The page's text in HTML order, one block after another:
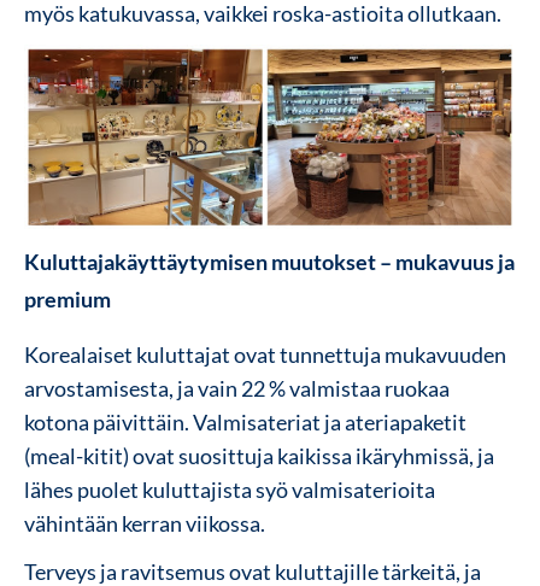
myös katukuvassa, vaikkei roska-astioita ollutkaan.
Kuluttajakäyttäytymisen muutokset – mukavuus ja
premium
Korealaiset kuluttajat ovat tunnettuja mukavuuden
arvostamisesta, ja vain 22 % valmistaa ruokaa
kotona päivittäin. Valmisateriat ja ateriapaketit
(meal-kitit) ovat suosittuja kaikissa ikäryhmissä, ja
lähes puolet kuluttajista syö valmisaterioita
vähintään kerran viikossa.
Terveys ja ravitsemus ovat kuluttajille tärkeitä, ja